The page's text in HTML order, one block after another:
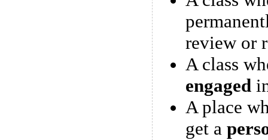
review or
A class
engaged
A place
get a